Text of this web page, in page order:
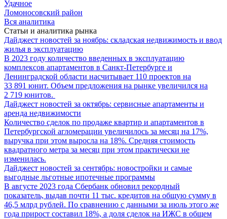
Удачное
Ломоносовский район
Вся аналитика
Статьи и аналитика рынка
Дайджест новостей за ноябрь: складская недвижимость и ввод
жилья в эксплуатацию
В 2023 году количество введенных в эксплуатацию
комплексов апартаментов в Санкт-Петербурге и
Ленинградской области насчитывает 110 проектов на
33 891 юнит. Объем предложения на рынке увеличился на
2 719 юнитов.
Дайджест новостей за октябрь: сервисные апартаменты и
аренда недвижимости
Количество сделок по продаже квартир и апартаментов в
Петербургской агломерации увеличилось за месяц на 17%,
выручка при этом выросла на 18%. Средняя стоимость
квадратного метра за месяц при этом практически не
изменилась.
Дайджест новостей за сентябрь: новостройки и самые
выгодные льготные ипотечные программы
В августе 2023 года Сбербанк обновил рекордный
показатель, выдав почти 11 тыс. кредитов на общую сумму в
46,5 млрд рублей. По сравнению с данными за июль этого же
года прирост составил 18%, а доля сделок на ИЖС в общем